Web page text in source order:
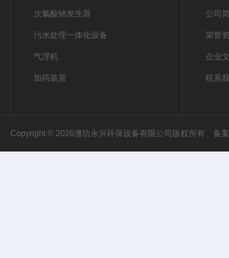
次氯酸钠发生器
污水处理一体化设备
气浮机
加药装置
公司
荣誉
企业
联系
Copyright © 2026潍坊永兴环保设备有限公司版权所有 备